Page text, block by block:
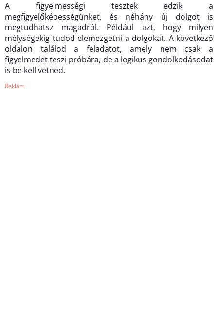
A figyelmességi tesztek edzik a
megfigyelőképességünket, és néhány új dolgot is
megtudhatsz magadról. Például azt, hogy milyen
mélységekig tudod elemezgetni a dolgokat. A következő
oldalon találod a feladatot, amely nem csak a
figyelmedet teszi próbára, de a logikus gondolkodásodat
is be kell vetned.
Reklám